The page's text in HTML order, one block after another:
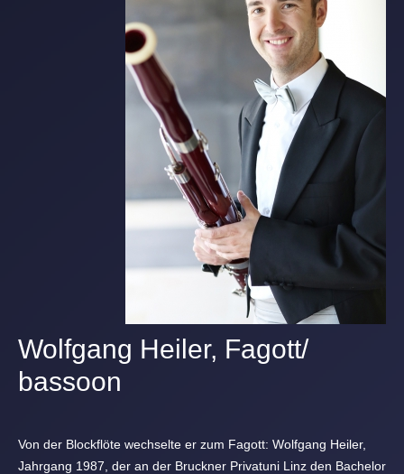
Wolfgang Heiler, Fagott/
bassoon
Von der Blockflöte wechselte er zum Fagott: Wolfgang Heiler,
Jahrgang 1987, der an der Bruckner Privatuni Linz den Bachelor